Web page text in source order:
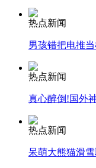
安徽一实载49人
走！跟着总书
消防员救轻生者
热点新闻
男孩错把电推
热点新闻
真心醉倒!国外
热点新闻
呆萌大熊猫滑